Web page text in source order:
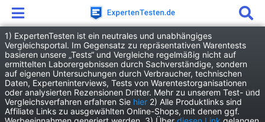
Drogerie
Kosmetik & Hygiene
Lockenstab
Lockenstab Test – für
1) ExpertenTesten ist ein neutrales und unabhängiges
Vergleichsportal. Im Gegensatz zu repräsentativen Warentests
basieren unsere „Tests“ und Vergleiche regelmäßig nicht auf
ermittelten Laborergebnissen durch Sachverständige, sondern
auf eigenen Untersuchungen durch Verbraucher, technischen
Daten, Experteninterviews, Tests von Warentestorganisationen
oder analysierten Rezensionen Dritter. Mehr zu unserem Test- und
Vergleichsverfahren erfahren Sie hier 2) Alle Produktlinks sind
Affiliate Links zu ausgewählten Online-Shops, mit denen ggf.